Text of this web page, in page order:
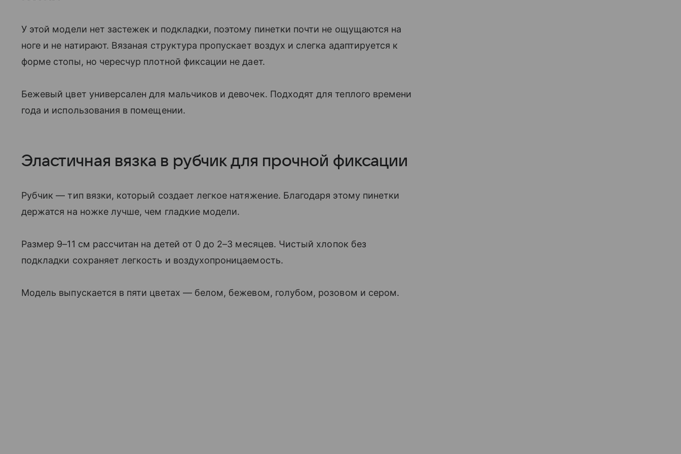
У этой модели нет застежек и подкладки, поэтому пинетки почти не ощущаются на
ноге и не натирают. Вязаная структура пропускает воздух и слегка адаптируется к
форме стопы, но чересчур плотной фиксации не дает.
Бежевый цвет универсален для мальчиков и девочек. Подходят для теплого времени
года и использования в помещении.
Эластичная вязка в рубчик для прочной фиксации
Рубчик — тип вязки, который создает легкое натяжение. Благодаря этому пинетки
держатся на ножке лучше, чем гладкие модели.
Размер 9–11 см рассчитан на детей от 0 до 2–3 месяцев. Чистый хлопок без
подкладки сохраняет легкость и воздухопроницаемость.
Модель выпускается в пяти цветах — белом, бежевом, голубом, розовом и сером.